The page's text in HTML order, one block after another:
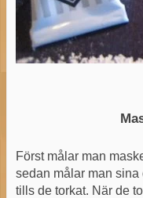
Först målar man
sedan målar man
tills de torkat. När de